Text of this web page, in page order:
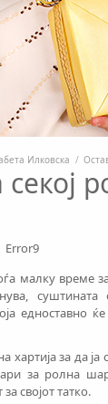
Илковска /
Error9
малку време
суштината
едноставно
хартија за да
за ролна
својот татко.